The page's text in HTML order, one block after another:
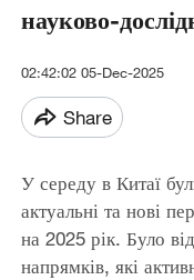
науково-
02:42:02 05-Dec-2025
Share
У середу в Китаї
актуальні та нові
на 2025 рік. Було
напрямків, які